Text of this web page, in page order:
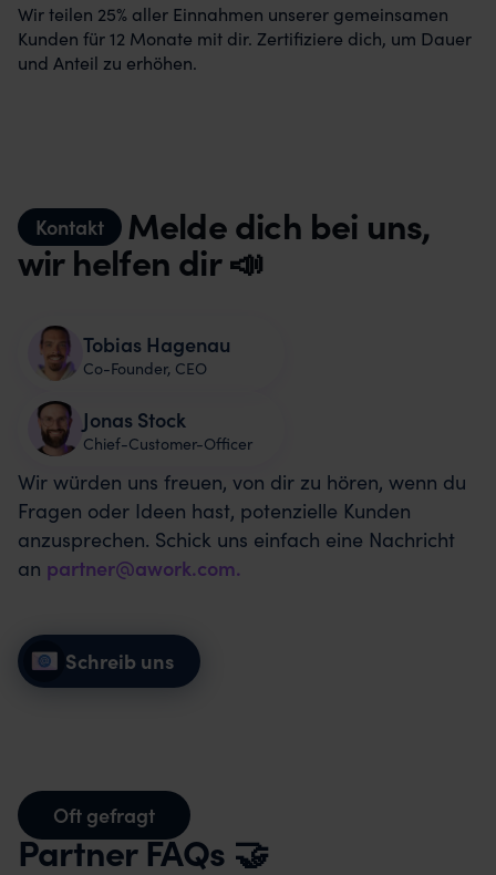
Wir teilen 25% aller Einnahmen unserer gemeinsamen
Kunden für 12 Monate mit dir. Zertifiziere dich, um Dauer
und Anteil zu erhöhen.
Kontakt Melde dich bei uns,
wir helfen dir 📣
Tobias Hagenau
Co-Founder, CEO
Jonas Stock
Chief-Customer-Officer
Wir würden uns freuen, von dir zu hören, wenn du
Fragen oder Ideen hast, potenzielle Kunden
anzusprechen. Schick uns einfach eine Nachricht
an partner@awork.com.
Schreib uns
Oft gefragt
Partner FAQs 🤝